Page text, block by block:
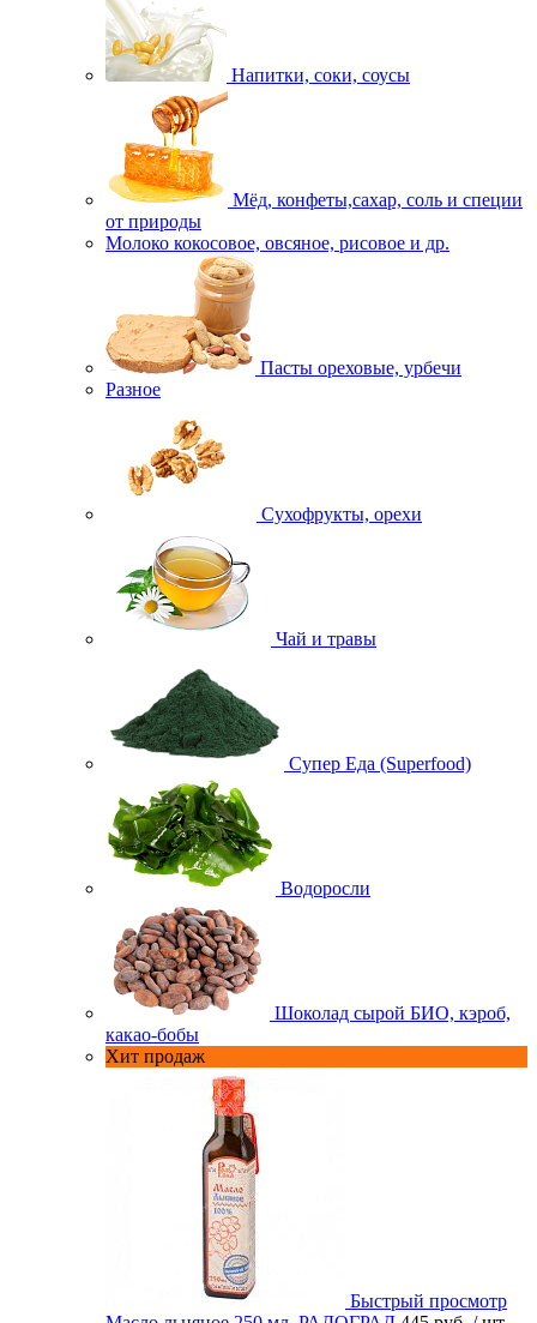
Напитки, соки, соусы
Мёд, конфеты,сахар, соль и специи
от природы
Молоко кокосовое, овсяное, рисовое и др.
Пасты ореховые, урбечи
Разное
Сухофрукты, орехи
Чай и травы
Супер Еда (Superfood)
Водоросли
Шоколад сырой БИО, кэроб,
какао-бобы
Хит продаж
Быстрый просмотр